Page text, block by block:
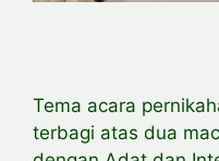
Tema acara
terbagi atas dua